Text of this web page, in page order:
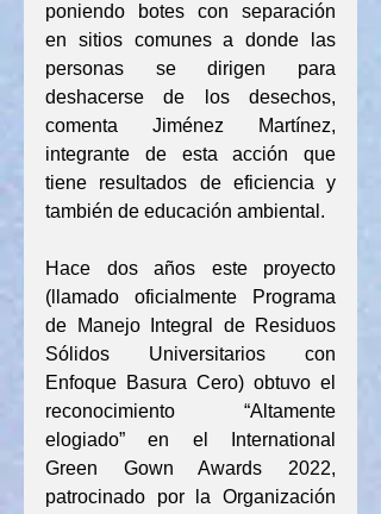
poniendo botes con separación
en sitios comunes a donde las
personas se dirigen para
deshacerse de los desechos,
comenta Jiménez Martínez,
integrante de esta acción que
tiene resultados de eficiencia y
también de educación ambiental.
Hace dos años este proyecto
(llamado oficialmente Programa
de Manejo Integral de Residuos
Sólidos Universitarios con
Enfoque Basura Cero) obtuvo el
reconocimiento “Altamente
elogiado” en el International
Green Gown Awards 2022,
patrocinado por la Organización